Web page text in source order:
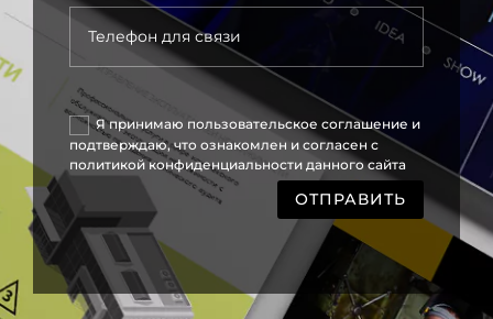
Я принимаю пользовательское соглашение и
подтверждаю, что ознакомлен и согласен с
политикой конфиденциальности данного сайта
ОТПРАВИТЬ